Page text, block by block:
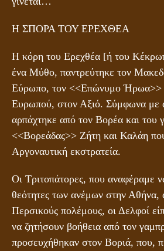
Η ΣΠΟΡΑ ΤΟΥ ΕΡΕΧΘΕΑ
Η κόρη του Ερεχθέα [ή του
ένα Μύθο, παντρεύτηκε τον
Εύρωπο, τον <<Επώνυμο Ήρωα>>
Ευρωπού, στον Αξιό. Σύμφωνα με
αρπάχτηκε από τον Βορέα και του
<<Βορεάδας>> Ζήτη και Καλάη
Αργοναυτική εκστρατεία.
Οι Τριτοπάτορες, που αναφέραμε
θεότητες των ανέμων στην Αθήνα,
Περσικούς πολέμους, οι Δελφοί
να ζητήσουν βοήθεια από τον
προσευχήθηκαν στον Βοριά, που,